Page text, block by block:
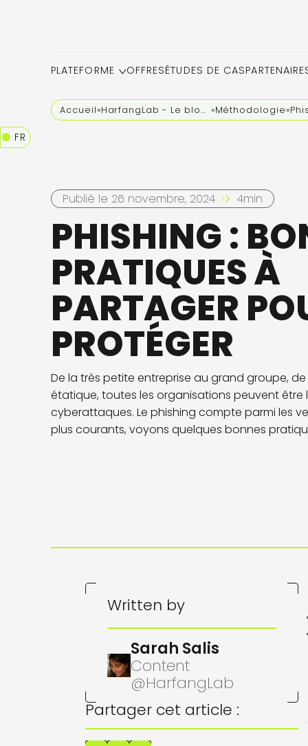
PLATEFORME OFFRESÉTUDES DE CAS
FR
Accueil» HarfangLab - Le blog cybersécurité »Méthodologie»
Publié le 26 novembre, 2024 4min
PHISHING :
PRATIQUES À
PARTAGER
PROTÉGER
De la très petite entreprise au grand groupe, de
étatique, toutes les organisations peuvent être
cyberattaques. Le phishing compte parmi les
plus courants, voyons quelques bonnes
Written by
Sarah Salis
Content
@HarfangLab
Partager cet article :